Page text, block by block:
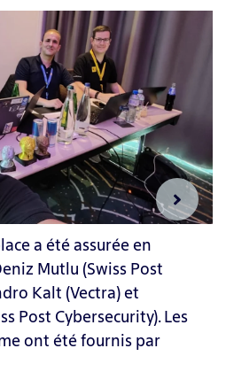
a été assurée en
Mutlu (Swiss Post
Kalt (Vectra) et
Post Cybersecurity). Les
ont été fournis par